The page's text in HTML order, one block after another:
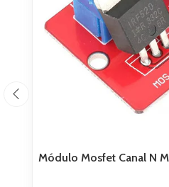
Módulo Mosfet Canal N